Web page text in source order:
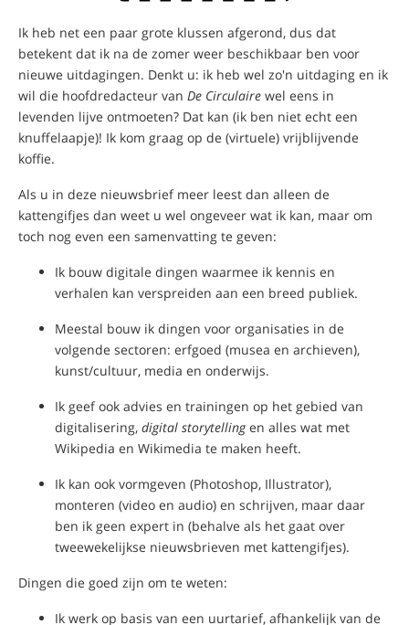
Ik heb net een paar grote klussen afgerond, dus dat
betekent dat ik na de zomer weer beschikbaar ben voor
nieuwe uitdagingen. Denkt u: ik heb wel zo'n uitdaging en ik
wil die hoofdredacteur van De Circulaire wel eens in
levenden lijve ontmoeten? Dat kan (ik ben niet echt een
knuffelaapje)! Ik kom graag op de (virtuele) vrijblijvende
koffie.
Als u in deze nieuwsbrief meer leest dan alleen de
kattengifjes dan weet u wel ongeveer wat ik kan, maar om
toch nog even een samenvatting te geven:
Ik bouw digitale dingen waarmee ik kennis en
verhalen kan verspreiden aan een breed publiek.
Meestal bouw ik dingen voor organisaties in de
volgende sectoren: erfgoed (musea en archieven),
kunst/cultuur, media en onderwijs.
Ik geef ook advies en trainingen op het gebied van
digitalisering, digital storytellingen alles wat met
Wikipedia en Wikimedia te maken heeft.
Ik kan ook vormgeven (Photoshop, Illustrator),
monteren (video en audio) en schrijven, maar daar
ben ik geen expert in (behalve als het gaat over
tweewekelijkse nieuwsbrieven met kattengifjes).
Dingen die goed zijn om te weten:
Ik werk op basis van een uurtarief, afhankelijk van de